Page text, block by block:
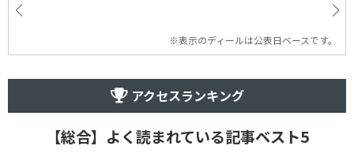
※表示のディールは公表日ベースです。
アクセスランキング
【総合】よく読まれている記事ベスト5